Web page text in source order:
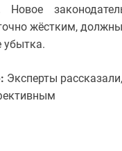
Новое
жёстким,
убытка.
Эксперты